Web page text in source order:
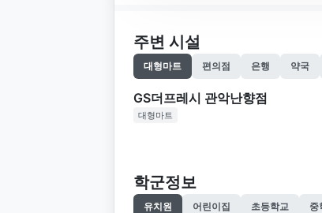
주변 시설
대형마트 편의점 은행 약국
GS더프레시 관악난향점
대형마트
학군정보
유치원 어린이집 초등학교 중